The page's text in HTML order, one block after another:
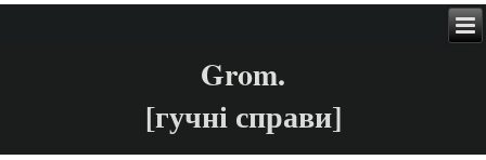
Grom.
[гучні справи]